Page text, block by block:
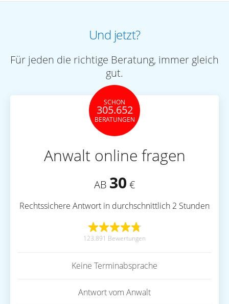
Und jetzt?
Für jeden die richtige Beratung, immer gleich
gut.
SCHON
305.652
BERATUNGEN
Anwalt online fragen
AB 30 €
Rechtssichere Antwort in durchschnittlich 2 Stunden
123.891 Bewertungen
Keine Terminabsprache
Antwort vom Anwalt